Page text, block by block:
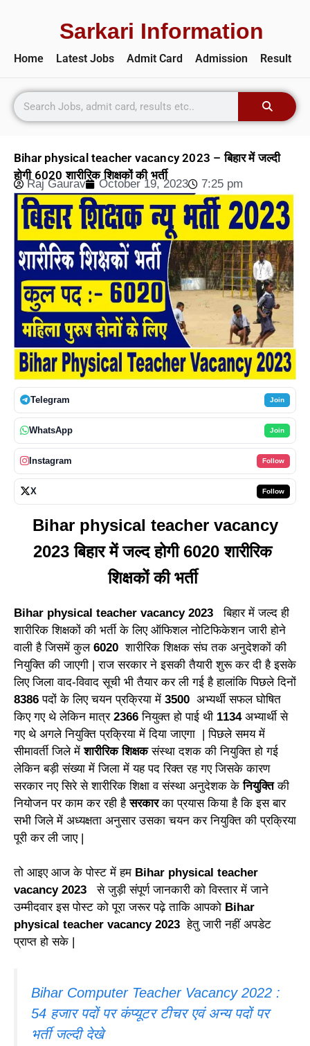
Sarkari Information
Home Latest Jobs Admit Card Admission Result
Bihar physical teacher vacancy 2023 – बिहार में जल्दी
होगी 6020 शारीरिक शिक्षकों की भर्ती
Raj Gaurav October 19, 2023 7:25 pm
Telegram Join
WhatsApp Join
Instagram Follow
X Follow
Bihar physical teacher vacancy
2023 बिहार में जल्द होगी 6020 शारीरिक
शिक्षकों की भर्ती
Bihar physical teacher vacancy 2023
बिहार में जल्द ही
शारीरिक शिक्षकों की भर्ती के लिए ऑफिशल नोटिफिकेशन जारी होने
वाली है जिसमें कुल6020 शारीरिक शिक्षक संघ तक अनुदेशकों की
नियुक्ति की जाएगी |राज सरकार ने इसकी तैयारी शुरू कर दी है इसके
लिए जिला वाद-विवाद सूची भी तैयार कर ली गई है हालांकि पिछले दिनों
8386 पदों के लिए चयन प्रक्रिया में 3500 अभ्यर्थी सफल घोषित
किए गए थे लेकिन मात्र 2366नियुक्त हो पाई थी 1134अभ्यार्थी से
गए थे अगले नियुक्ति प्रक्रिया में दिया जाएगा |पिछले समय में
सीमावर्ती जिले में शारीरिक शिक्षकसंस्था दशक की नियुक्ति हो गई
लेकिन बड़ी संख्या में जिला में यह पद रिक्त रह गए जिसके कारण
सरकार नए सिरे से शारीरिक शिक्षा व संस्था अनुदेशक के नियुक्तिकी
नियोजन पर काम कर रही हैसरकारका प्रयास किया है कि इस बार
सभी जिले में अध्यक्षता अनुसार उसका चयन कर नियुक्ति की प्रक्रिया
पूरी कर ली जाए |
तो आइए आज के पोस्ट में हम Bihar physical teacher
vacancy 2023
से जुड़ी संपूर्ण जानकारी को विस्तार में जाने
उम्मीदवार इस पोस्ट को पूरा जरूर पढ़े ताकि आपको Bihar
physical teacher vacancy 2023 हेतु जारी नहीं अपडेट
प्राप्त हो सके |
Bihar Computer Teacher Vacancy 2022 :
54 हजार पदों पर कंप्यूटर टीचर एवं अन्य पदों पर
भर्ती जल्दी देखे